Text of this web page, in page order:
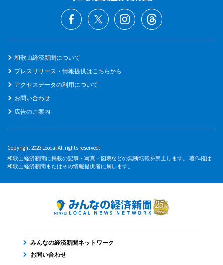
和歌山経済新聞について
プレスリリース・情報提供はこちらから
アクセスデータの利用について
お問い合わせ
広告のご案内
Copyright 2023 Loocal All rights reserved.
和歌山経済新聞に掲載の記事・写真・図表などの無断転載を禁止します。 著作権は
和歌山経済新聞またはその情報提供者に属します。
みんなの経済新聞ネットワーク
お問い合わせ